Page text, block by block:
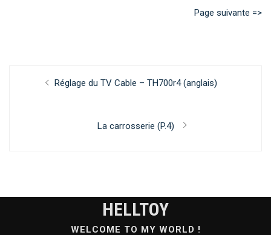
Page suivante =>
Navigation
Previous
Réglage du TV Cable – TH700r4 (anglais)
Next
La carrosserie (P.4)
HELLTOY
WELCOME TO MY WORLD !